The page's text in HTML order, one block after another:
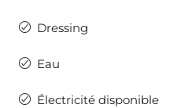
Dressing
Eau
Électricité disponible